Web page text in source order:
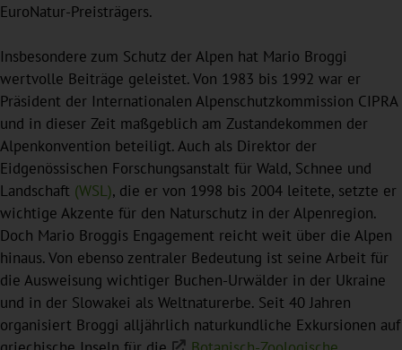
EuroNatur-Preisträgers.
Insbesondere zum Schutz der Alpen hat Mario Broggi
wertvolle Beiträge geleistet. Von 1983 bis 1992 war er
Präsident der Internationalen Alpenschutzkommission CIPRA
und in dieser Zeit maßgeblich am Zustandekommen der
Alpenkonvention beteiligt. Auch als Direktor der
Eidgenössischen Forschungsanstalt für Wald, Schnee und
Landschaft (WSL), die er von 1998 bis 2004 leitete, setzte er
wichtige Akzente für den Naturschutz in der Alpenregion.
Doch Mario Broggis Engagement reicht weit über die Alpen
hinaus. Von ebenso zentraler Bedeutung ist seine Arbeit für
die Ausweisung wichtiger Buchen-Urwälder in der Ukraine
und in der Slowakei als Weltnaturerbe. Seit 40 Jahren
organisiert Broggi alljährlich naturkundliche Exkursionen auf